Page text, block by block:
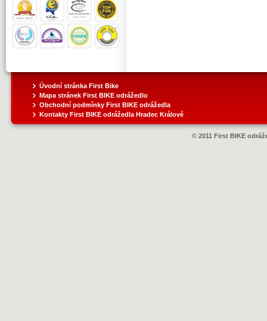
Úvodní stránka First Bike
Mapa stránek First BIKE odrážedlo
Obchodní podmínky First BIKE odrážedla
Kontakty First BIKE odrážedla Hradec Králové
© 2011 First BIKE